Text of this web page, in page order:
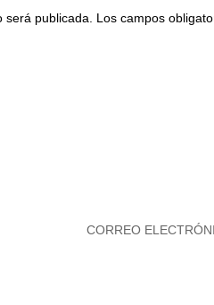
publicada. Los campos